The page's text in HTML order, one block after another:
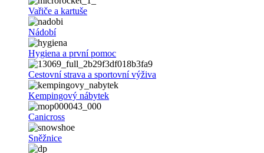
Vařiče a kartuše
Nádobí
Hygiena a první pomoc
Cestovní strava a sportovní výživa
Kempingový nábytek
Canicross
Sněžnice